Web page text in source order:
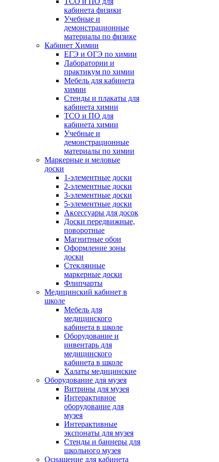
кабинета физики
Учебные и
демонстрационные
материалы по физике
Кабинет Химии
ЕГЭ и ОГЭ по химии
Лаборатории и
практикум по химии
Мебель для кабинета
химии
Стенды и плакаты для
кабинета химии
ТСО и ПО для
кабинета химии
Учебные и
демонстрационные
материалы по химии
Маркерные и меловые
доски
1-элементные доски
2-элементные доски
3-элементные доски
5-элементные доски
Аксессуары для досок
Доски передвижные,
поворотные
Магнитные обои
Оформление зоны
доски
Стеклянные
маркерные доски
Флипчарты
Медицинский кабинет в
школе
Мебель для
медицинского
кабинета в школе
Оборудование и
инвентарь для
медицинского
кабинета в школе
Халаты медицинские
Оборудование для музея
Витрины для музея
Интерактивное
оборудование для
музея
Интерактивные
экспонаты для музея
Стенды и баннеры для
школьного музея
Оснащение для кабинета